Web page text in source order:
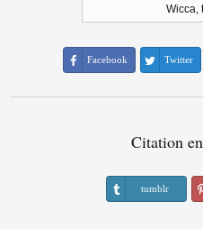
Wicca,
Facebook Twitter
Citation
tumblr